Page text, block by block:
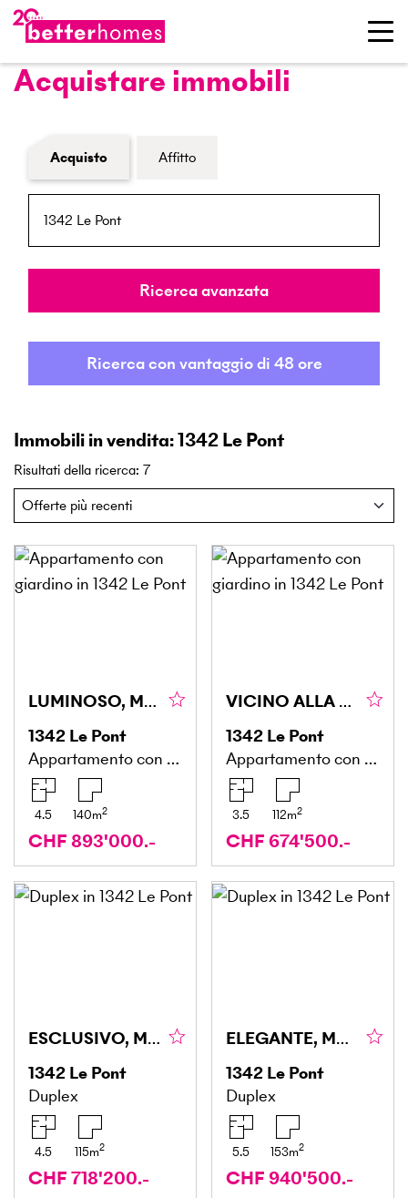
Acquistare immobili
Modulo di ricerca immobiliare
Acquisto Affitto
NPA / Località
Raggio
Ricerca avanzata
Ricerca con vantaggio di 48 ore
Immobili in vendita: 1342 Le Pont
Risultati della ricerca: 7
LUMINOSO, MODERNO & CONFORTEVOLE
1342 Le Pont
Appartamento con giardino
4.5 140m2
CHF 893'000.-
VICINO ALLA NATURA, TRANQUILLO & CONFORTEVOLE
1342 Le Pont
Appartamento con giardino
3.5 112m2
CHF 674'500.-
ESCLUSIVO, MODERNO & SUL LAGO
1342 Le Pont
Duplex
4.5 115m2
CHF 718'200.-
ELEGANTE, MODERNO & ADATTO ALLE FAMIGLIE
1342 Le Pont
Duplex
5.5 153m2
CHF 940'500.-